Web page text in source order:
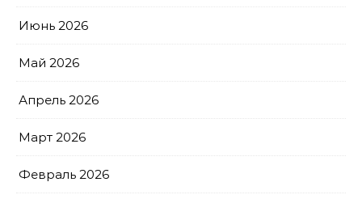
Июнь 2026
Май 2026
Апрель 2026
Март 2026
Февраль 2026